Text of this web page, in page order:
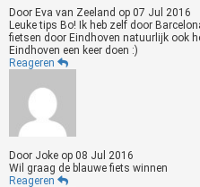
Door Eva van Zeeland op 07 Jul 2016
Leuke tips Bo! Ik heb zelf door
fietsen door Eindhoven natuurlijk ook
Eindhoven een keer doen :)
Reageren
Door Joke op 08 Jul 2016
Wil graag de blauwe fiets winnen
Reageren